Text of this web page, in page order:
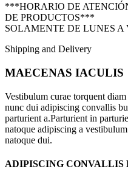
***HORARIO DE
DE PRODUCTOS***
SOLAMENTE DE LUNES A
Shipping and Delivery
MAECENAS IACULIS
Vestibulum curae torquent
nunc dui adipiscing convallis
parturient a.Parturient in
natoque adipiscing a
natoque dui.
ADIPISCING CONVALLIS